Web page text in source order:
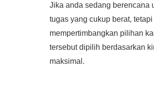
Jika anda sedang berencana
tugas yang cukup berat,
mempertimbangkan pilihan
tersebut dipilih berdasarkan
maksimal.